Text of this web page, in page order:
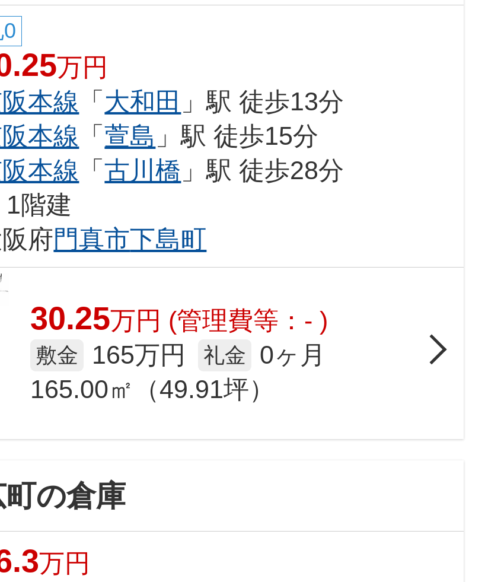
万円
本線 「 大和田 」駅 徒歩13分
本線 「萱島 」駅 徒歩15分
本線 「古川橋 」駅 徒歩28分
1階建
府門真市下島町
30.25万円 (管理費等：- )
敷金 165万円 礼金
0ヶ月
165.00㎡（49.91坪）
町の倉庫
万円